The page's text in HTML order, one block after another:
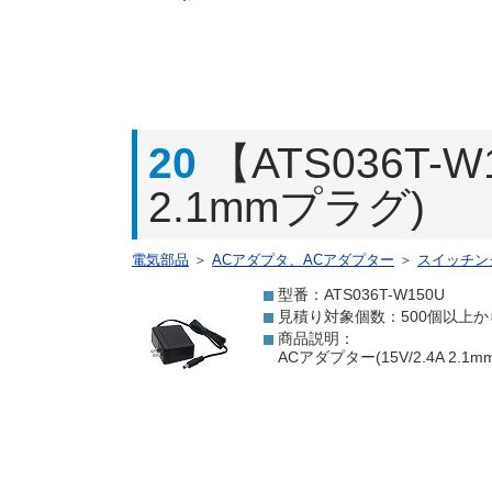
20
【ATS036T-
2.1mmプラグ)
電気部品 ＞ ACアダプタ、ACアダプター ＞ スイッチ
型番：ATS036T-W150U
見積り対象個数：500個以上か
商品説明：
ACアダプター(15V/2.4A